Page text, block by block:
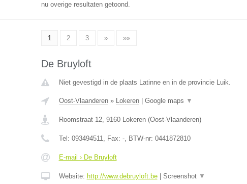
nu overige resultaten getoond.
1 2 3 » »»
De Bruyloft
Niet gevestigd in de plaats Latinne en in de provincie Luik.
Oost-Vlaanderen» Lokeren| Google maps ▼
Roomstraat 12, 9160 Lokeren(Oost-Vlaanderen)
Tel: 093494511, Fax: -, BTW-nr: 0441872810
E-mail › De Bruyloft
Website: http://www.debruyloft.be| Screenshot ▼